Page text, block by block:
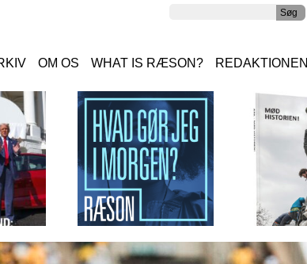
OM OS WHAT IS RÆSON? REDAKTIONEN